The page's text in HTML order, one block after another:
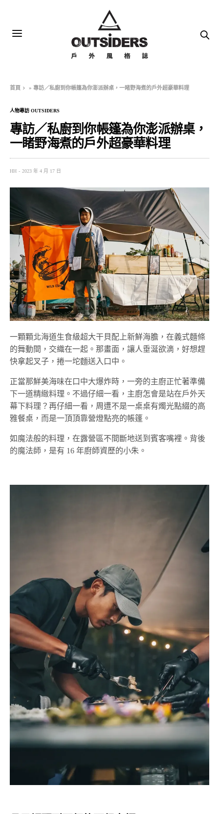
首頁 »專訪／私廚到你帳篷為你澎派辦桌，一睹野海煮的戶外超豪華料理
人物專訪 OUTSIDERS
專訪／私廚到你帳篷為你澎派辦桌，
一睹野海煮的戶外超豪華料理
HH 2023 年 4 月 17 日
一顆顆北海道生食級超大干貝配上新鮮海膽，在義式麵條
的舞動間，交織在一起。那畫面，讓人垂涎欲滴，好想趕
快拿起叉子，捲一坨麵送入口中。
正當那鮮美海味在口中大爆炸時，一旁的主廚正忙著準備
下一道精緻料理。不過仔細一看，主廚怎會是站在戶外天
幕下料理？再仔細一看，周遭不是一桌桌有燭光點綴的高
雅餐桌，而是一頂頂靠營燈點亮的帳篷。
如魔法般的料理，在露營區不間斷地送到賓客嘴裡。背後
的魔法師，是有 16 年廚師資歷的小朱。